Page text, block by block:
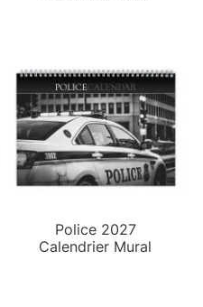
Police 2027
Calendrier Mural